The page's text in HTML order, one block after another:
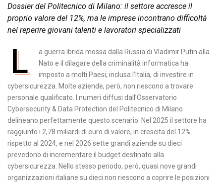
Dossier del Politecnico di Milano: il settore accresce il
proprio valore del 12%, ma le imprese incontrano difficoltà
nel reperire giovani talenti e lavoratori specializzati
L
a guerra ibrida mossa dalla Russia di Vladimir Putin alla
Nato e il dilagare della criminalità informatica ha
imposto a molti Paesi, inclusa l’Italia, di investire in
cybersicurezza. Molte aziende, però, non riescono a trovare
personale qualificato. I numeri diffusi dall’Osservatorio
Cybersecurity & Data Protection del Politecnico di Milano
delineano perfettamente questo scenario. Nel 2025 il settore ha
raggiunto i 2,78 miliardi di euro di valore, in crescita del 12%
rispetto al 2024, e nel 2026 sette grandi aziende su dieci
prevedono di incrementare il budget destinato alla
cybersicurezza. Nello stesso periodo, però, quasi nove grandi
organizzazioni italiane su dieci non riescono a coprire le posizioni